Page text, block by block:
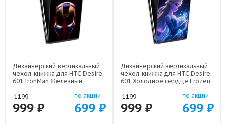
Дизайнерский вертикальный
чехол-книжка для HTC Desire
601 IronMan Железный
1199
999 ₽
по акции
699 ₽
Дизайнерский вертикальный
чехол-книжка для HTC Desire
601 Холодное сердце Frozen
1199
999 ₽
по акции
699 ₽